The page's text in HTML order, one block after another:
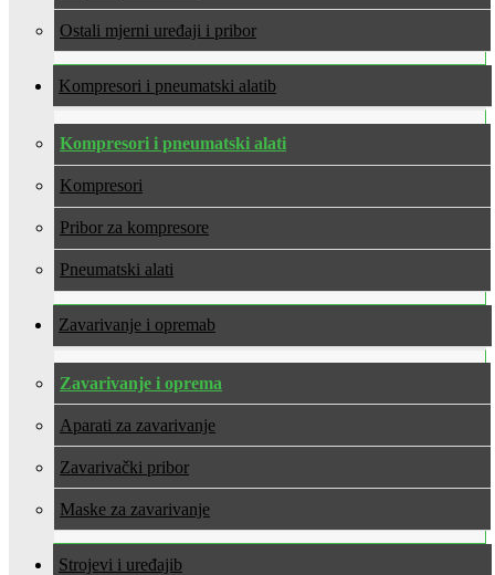
Ostali mjerni uređaji i pribor
Kompresori i pneumatski alati
Kompresori i pneumatski alati
Kompresori
Pribor za kompresore
Pneumatski alati
Zavarivanje i oprema
Zavarivanje i oprema
Aparati za zavarivanje
Zavarivački pribor
Maske za zavarivanje
Strojevi i uređaji